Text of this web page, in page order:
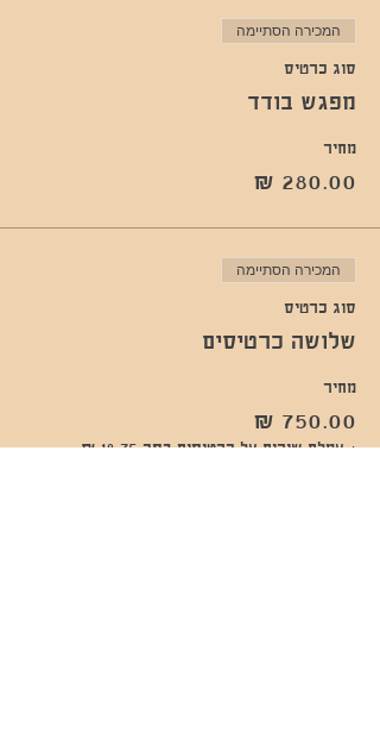
המכירה הסתיימה
סוג כרטיס
מפגש בודד
מחיר
המכירה הסתיימה
סוג כרטיס
שלושה כרטיסים
מחיר
+ עמלת שירות על כרטיסים בסך ‏18.75 ‏₪